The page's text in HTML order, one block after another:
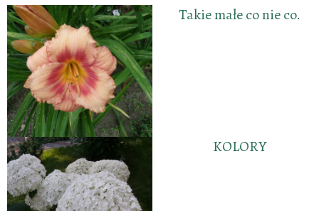
Takie małe co nie co.
KOLORY